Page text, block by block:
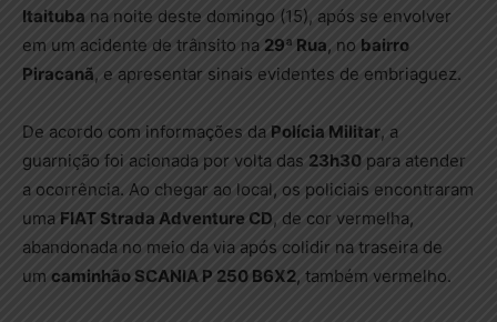
Itaituba na noite deste domingo (15), após se envolver
em um acidente de trânsito na 29ª Rua, no bairro
Piracanã, e apresentar sinais evidentes de embriaguez.
De acordo com informações da Polícia Militar, a
guarnição foi acionada por volta das 23h30 para atender
a ocorrência. Ao chegar ao local, os policiais encontraram
uma FIAT Strada Adventure CD, de cor vermelha,
abandonada no meio da via após colidir na traseira de
um caminhão SCANIA P 250 B6X2, também vermelho.